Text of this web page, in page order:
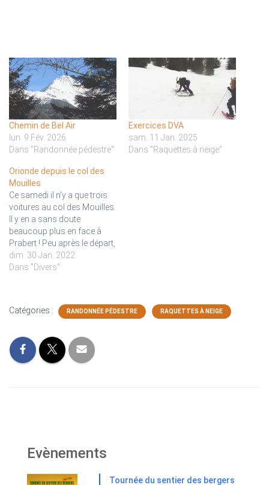
Chemin de Bel Air
lun. 9 Fév. 2026
Dans "Randonnée pédestre"
Exercices DVA
sam. 11 Jan. 2025
Dans "Raquettes à neige"
Orionde depuis le col des
Mouilles
Ce samedi il n'y a que trois
voitures au col des Mouilles.
Il y en a sans doute
beaucoup plus en face à
Prabert ! Peu après le départ,
sans doute sous le coup
d'un sort lancé par des
erreur d'itinéraire qui
rallonge…
dim. 30 Jan. 2022
Dans "Divers"
Catégories : RANDONNÉE PÉDESTRE RAQUETTES À NEIGE
Evènements
Tournée du sentier des bergers